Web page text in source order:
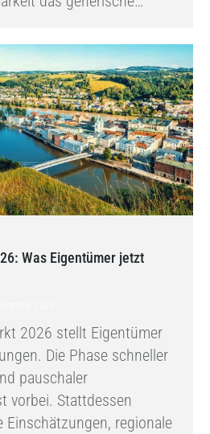
Was Eigentümer jetzt
2026 stellt Eigentümer
Die Phase schneller
pauschaler
vorbei. Stattdessen
Einschätzungen, regionale